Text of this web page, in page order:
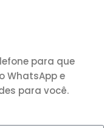
para que
WhatsApp e
para você.